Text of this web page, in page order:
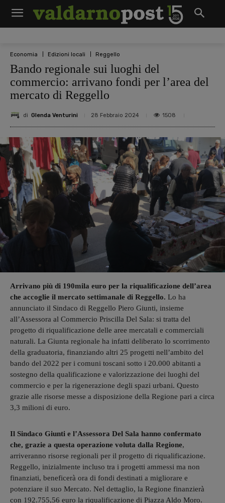
Economia Edizioni locali Reggello
Bando regionale sui luoghi del
commercio: arrivano fondi per l’area del
mercato di Reggello
di Glenda Venturini 28 Febbraio 2024 1508
Arrivano più di 190mila euro per la riqualificazione dell’area
che accoglie il mercato settimanale di Reggello. Lo ha
annunciato il Sindaco di Reggello Piero Giunti, insieme
all’Assessora al Commercio Priscilla Del Sala: si tratta del
progetto di riqualificazione delle aree mercatali e commerciali
naturali. La Giunta regionale ha infatti deliberato lo scorrimento
della graduatoria, finanziando altri 25 progetti nell’ambito del
bando del 2022 per i comuni toscani sotto i 20.000 abitanti a
sostegno della qualificazione e valorizzazione dei luoghi del
commercio e per la rigenerazione degli spazi urbani. Questo
grazie alle risorse messe a disposizione della Regione pari a circa
3,3 milioni di euro.
Il Sindaco Giunti e l’Assessora Del Sala hanno confermato
che, grazie a questa operazione voluta dalla Regione,
arriveranno risorse regionali per il progetto di riqualificazione.
Reggello, inizialmente incluso tra i progetti ammessi ma non
finanziati, beneficerà ora di fondi destinati a migliorare e
potenziare il suo Mercato. Nel dettaglio, la Regione finanzierà
con 192.755,56 euro la riqualificazione di Piazza Aldo Moro.